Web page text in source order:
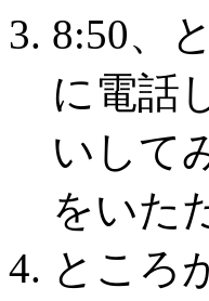
8:50、
に電話
いして
をいた
ところ